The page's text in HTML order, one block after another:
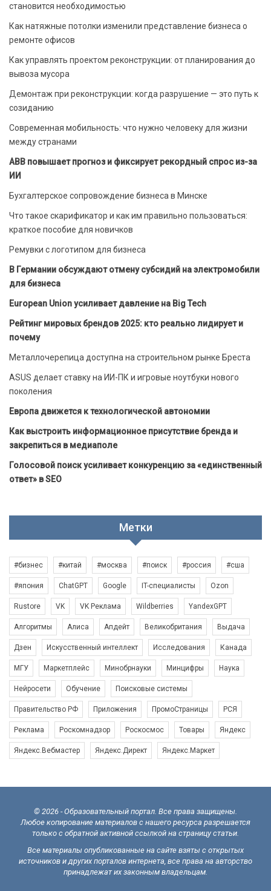
становится необходимостью
Как натяжные потолки изменили представление бизнеса о
ремонте офисов
Как управлять проектом реконструкции: от планирования до
вывоза мусора
Демонтаж при реконструкции: когда разрушение — это путь к
созиданию
Современная мобильность: что нужно человеку для жизни
между странами
ABB повышает прогноз и фиксирует рекордный спрос из-за
ИИ
Бухгалтерское сопровождение бизнеса в Минске
Что такое скарификатор и как им правильно пользоваться:
краткое пособие для новичков
Ремувки с логотипом для бизнеса
В Германии обсуждают отмену субсидий на электромобили
для бизнеса
European Union усиливает давление на Big Tech
Рейтинг мировых брендов 2025: кто реально лидирует и
почему
Металлочерепица доступна на строительном рынке Бреста
ASUS делает ставку на ИИ-ПК и игровые ноутбуки нового
поколения
Европа движется к технологической автономии
Как выстроить информационное присутствие бренда и
закрепиться в медиаполе
Голосовой поиск усиливает конкуренцию за «единственный
ответ» в SEO
Метки
#бизнес #китай #москва #поиск #россия #сша
#япония ChatGPT Google IT-специалисты Ozon
Rustore VK VK Реклама Wildberries YandexGPT
Алгоритмы Алиса Апдейт Великобритания Выдача
Дзен Искусственный интеллект Исследования Канада
МГУ Маркетплейс Минобрнауки Минцифры Наука
Нейросети Обучение Поисковые системы
Правительство РФ Приложения ПромоСтраницы РСЯ
Реклама Роскомнадзор Роскосмос Товары Яндекс
Яндекс.Вебмастер Яндекс.Директ Яндекс.Маркет
© 2026 - Образовательный портал. Все права защищены.
Любое копирование материалов с нашего ресурса разрешается
только с обратной активной ссылкой на страницу статьи.
Все материалы опубликованные на сайте взяты с открытых
источников и других порталов интернета, все права на авторство
принадлежат их законным владельцам.